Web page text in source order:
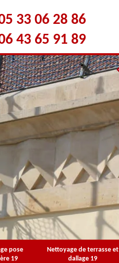
33 06 28 86
43 65 91 89
pose
19
Nettoyage de terrasse et
dallage 19